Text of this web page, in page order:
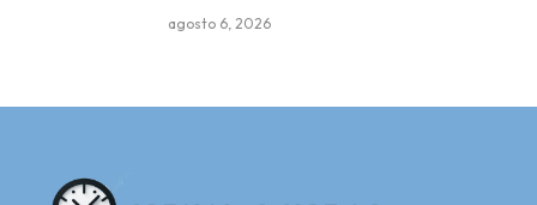
agosto 6, 2026